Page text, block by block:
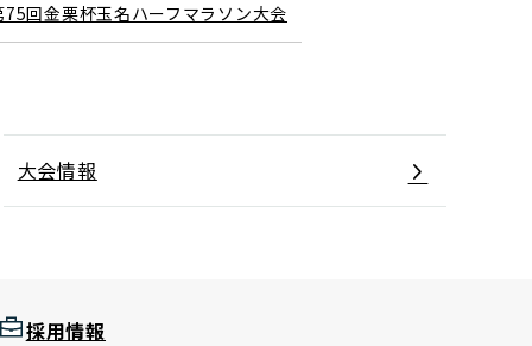
75回金栗杯玉名ハーフマラソン大会
大会情報
採用情報